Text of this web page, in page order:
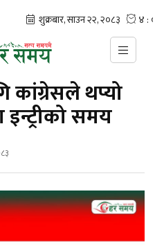
कांग्रेसले थप्यो
समय